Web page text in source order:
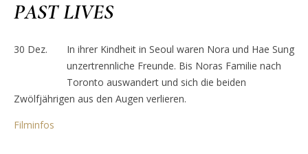
PAST LIVES
30 Dez.
In ihrer Kindheit in Seoul waren Nora und Hae Sung
unzertrennliche Freunde. Bis Noras Familie nach
Toronto auswandert und sich die beiden
Zwölfjährigen aus den Augen verlieren.
Filminfos